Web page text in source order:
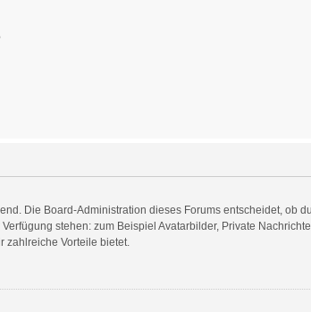
Die Board-Administration dieses Forums entscheidet, ob
stehen: zum Beispiel Avatarbilder, Private
zahlreiche Vorteile bietet.